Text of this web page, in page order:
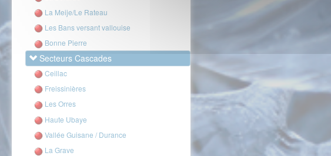
La Meije/Le Rateau
Les Bans versant vallouise
Bonne Pierre
Secteurs Cascades
Ceillac
Freissinières
Les Orres
Haute Ubaye
Vallée Guisane / Durance
La Grave